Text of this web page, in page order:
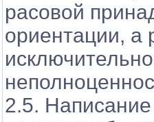
расовой
ориентации, а
2.5.